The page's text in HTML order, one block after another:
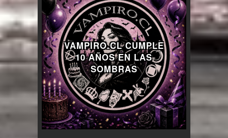
VAMPIRO.CL CUMPLE
10 AÑOS EN LAS
SOMBRAS